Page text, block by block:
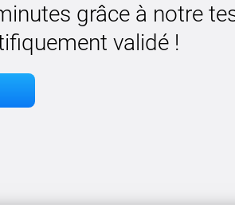
grâce à notre
validé !